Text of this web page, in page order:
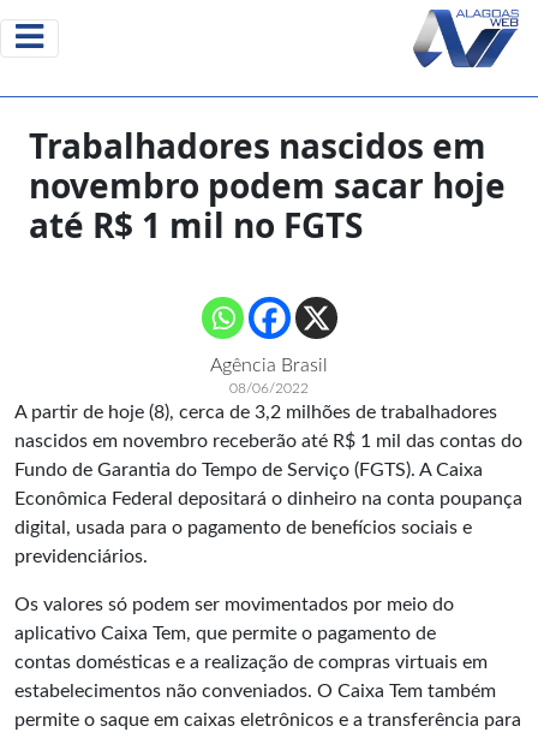
Trabalhadores nascidos em
novembro podem sacar hoje
até R$ 1 mil no FGTS
Agência Brasil
08/06/2022
A partir de hoje (8), cerca de 3,2 milhões de trabalhadores
nascidos em novembro receberão até R$ 1 mil das contas do
Fundo de Garantia do Tempo de Serviço (FGTS). A Caixa
Econômica Federal depositará o dinheiro na conta poupança
digital, usada para o pagamento de benefícios sociais e
previdenciários.
Os valores só podem ser movimentados por meio do
aplicativo Caixa Tem, que permite o pagamento de
contas domésticas e a realização de compras virtuais em
estabelecimentos não conveniados. O Caixa Tem também
permite o saque em caixas eletrônicos e a transferência para